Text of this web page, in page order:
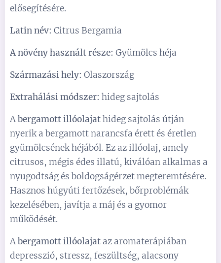
elősegítésére.
Latin név: Citrus Bergamia
A növény használt része: Gyümölcs héja
Származási hely: Olaszország
Extrahálási módszer: hideg sajtolás
Abergamott illóolajathideg sajtolás útján
nyerik a bergamott narancsfa érett és éretlen
gyümölcsének héjából. Ez az illóolaj, amely
citrusos, mégis édes illatú, kiválóan alkalmas a
nyugodtság és boldogságérzet megteremtésére.
Hasznos húgyúti fertőzések, bőrproblémák
kezelésében, javítja a máj és a gyomor
működését.
Abergamott illóolajat az aromaterápiában
depresszió, stressz, feszültség, alacsony